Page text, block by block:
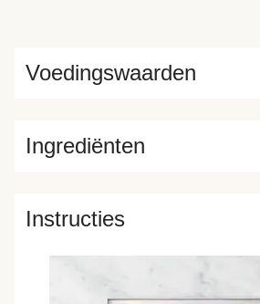
Ingrediënten
Voedingswaarden
Instructies